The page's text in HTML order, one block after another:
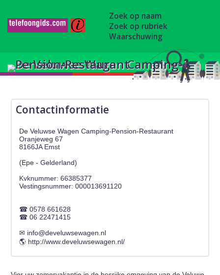
Zoek op naam
Zoek op rubriek
Waarschuwing
Contactinformatie
De Veluwse Wagen Camping-Pension-Restaurant
Oranjeweg 67
8166JA Emst
(Epe - Gelderland)
Kvknummer: 66385377
0578 661628
06 22471415
info@develuwsewagen.nl
http://www.develuwsewagen.nl/